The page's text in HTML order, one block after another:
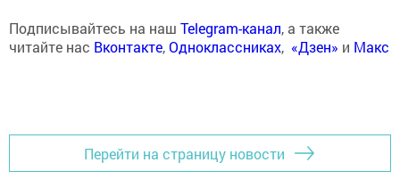
Подписывайтесь на наш Telegram-канал, а также
читайте нас Вконтакте,Одноклассниках, «Дзен» и Макс
Перейти на страницу новости